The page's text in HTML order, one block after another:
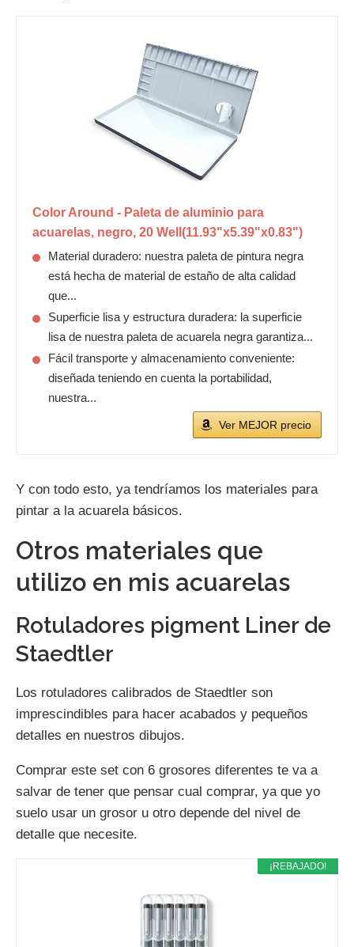
Color Around - Paleta de aluminio para
acuarelas, negro, 20 Well(11.93"x5.39"x0.83")
Material duradero: nuestra paleta de pintura negra
está hecha de material de estaño de alta calidad
que...
Superficie lisa y estructura duradera: la superficie
lisa de nuestra paleta de acuarela negra garantiza...
Fácil transporte y almacenamiento conveniente:
diseñada teniendo en cuenta la portabilidad,
nuestra...
Ver MEJOR precio
Y con todo esto, ya tendríamos los materiales para
pintar a la acuarela básicos.
Otros materiales que
utilizo en mis acuarelas
Rotuladores pigment Liner de
Staedtler
Los rotuladores calibrados de Staedtler son
imprescindibles para hacer acabados y pequeños
detalles en nuestros dibujos.
Comprar este set con 6 grosores diferentes te va a
salvar de tener que pensar cual comprar, ya que yo
suelo usar un grosor u otro depende del nivel de
detalle que necesite.
¡REBAJADO!